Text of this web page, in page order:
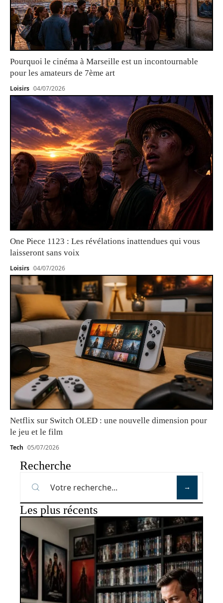
Pourquoi le cinéma à Marseille est un incontournable
pour les amateurs de 7ème art
Loisirs 04/07/2026
One Piece 1123 : Les révélations inattendues qui vous
laisseront sans voix
Loisirs 04/07/2026
Netflix sur Switch OLED : une nouvelle dimension pour
le jeu et le film
Tech 05/07/2026
Recherche
Les plus récents